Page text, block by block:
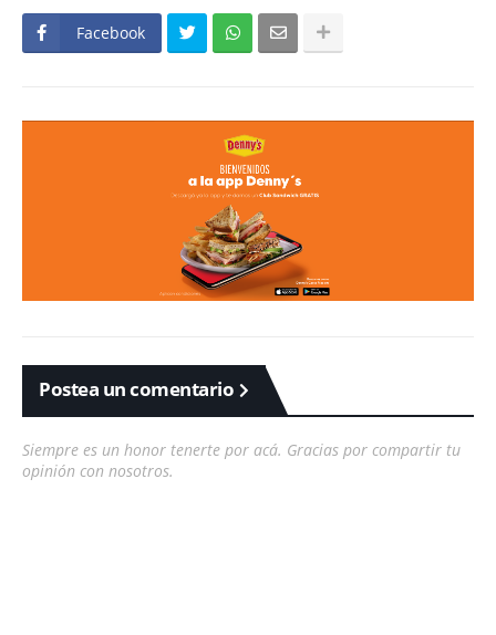
Facebook
Postea un comentario
Siempre es un honor tenerte por acá. Gracias por compartir tu
opinión con nosotros.